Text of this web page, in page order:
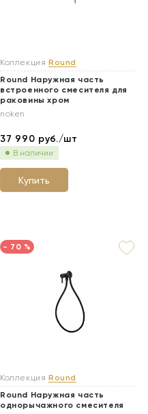
Коллекция Round
Round Наружная часть
встроенного смесителя для
раковины хром
noken
37 990 руб./шт
В наличии
Купить
- 70 %
Коллекция Round
Round Наружная часть
однорычажного смесителя